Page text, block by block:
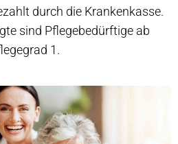
durch die Krankenkasse.
sind Pflegebedürftige ab
1.